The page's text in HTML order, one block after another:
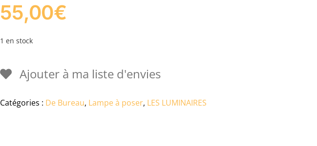
55,00€
1 en stock
Ajouter à ma liste d'envies
Catégories : De Bureau, Lampe à poser, LES LUMINAIRES